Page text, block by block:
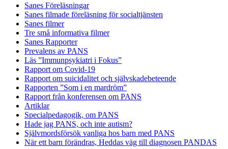
Sanes Föreläsningar
Sanes filmade föreläsning för socialtjänsten
Sanes filmer
Tre små informativa filmer
Sanes Rapporter
Prevalens av PANS
Läs ”Immunpsykiatri i Fokus”
Rapport om Covid-19
Rapport om suicidalitet och självskadebeteende
Rapporten ”Som i en mardröm”
Rapport från konferensen om PANS
Artiklar
Specialpedagogik, om PANS
Hade jag PANS, och inte autism?
Självmordsförsök vanliga hos barn med PANS
När ett barn förändras, Heddas väg till diagnosen PANDAS